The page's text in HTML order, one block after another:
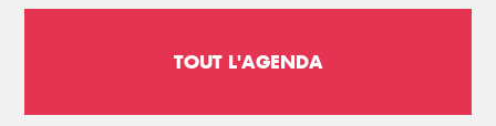
TOUT L'AGENDA